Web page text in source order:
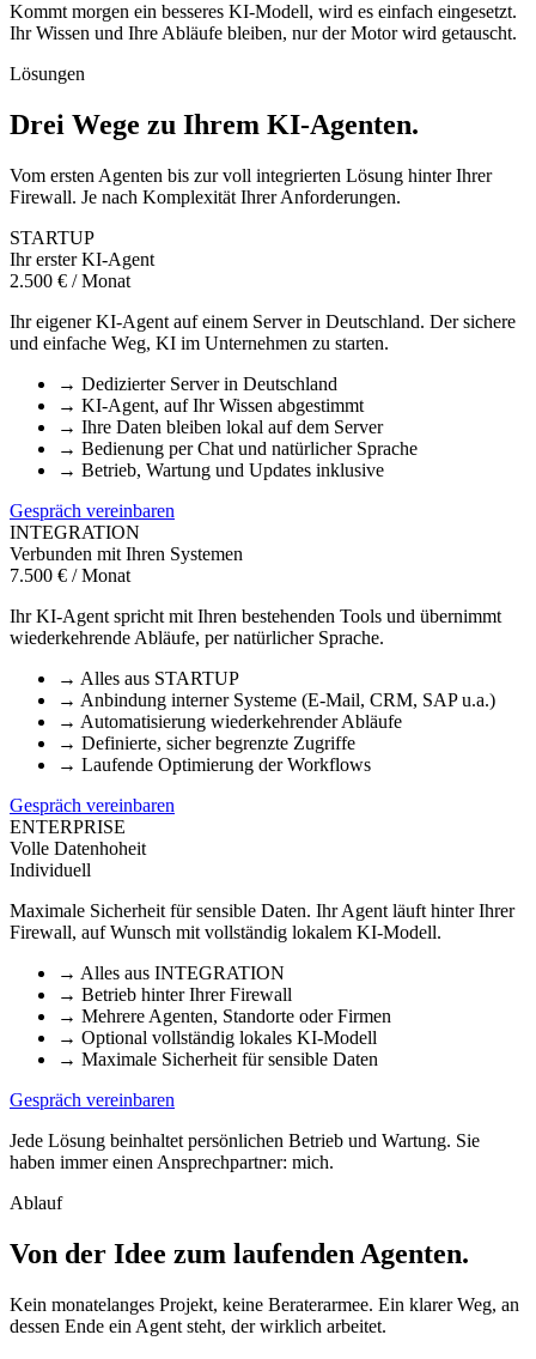
Kommt morgen ein besseres KI-Modell, wird es einfach eingesetzt.
Ihr Wissen und Ihre Abläufe bleiben, nur der Motor wird getauscht.
Lösungen
Drei Wege zu Ihrem KI-Agenten.
Vom ersten Agenten bis zur voll integrierten Lösung hinter Ihrer
Firewall. Je nach Komplexität Ihrer Anforderungen.
STARTUP
Ihr erster KI-Agent
2.500 € / Monat
Ihr eigener KI-Agent auf einem Server in Deutschland. Der sichere
und einfache Weg, KI im Unternehmen zu starten.
→ Dedizierter Server in Deutschland
→ KI-Agent, auf Ihr Wissen abgestimmt
→ Ihre Daten bleiben lokal auf dem Server
→ Bedienung per Chat und natürlicher Sprache
→ Betrieb, Wartung und Updates inklusive
Gespräch vereinbaren
INTEGRATION
Verbunden mit Ihren Systemen
7.500 € / Monat
Ihr KI-Agent spricht mit Ihren bestehenden Tools und übernimmt
wiederkehrende Abläufe, per natürlicher Sprache.
→ Alles aus STARTUP
→ Anbindung interner Systeme (E-Mail, CRM, SAP u.a.)
→ Automatisierung wiederkehrender Abläufe
→ Definierte, sicher begrenzte Zugriffe
→ Laufende Optimierung der Workflows
Gespräch vereinbaren
ENTERPRISE
Volle Datenhoheit
Individuell
Maximale Sicherheit für sensible Daten. Ihr Agent läuft hinter Ihrer
Firewall, auf Wunsch mit vollständig lokalem KI-Modell.
→ Alles aus INTEGRATION
→ Betrieb hinter Ihrer Firewall
→ Mehrere Agenten, Standorte oder Firmen
→ Optional vollständig lokales KI-Modell
→ Maximale Sicherheit für sensible Daten
Gespräch vereinbaren
Jede Lösung beinhaltet persönlichen Betrieb und Wartung. Sie
haben immer einen Ansprechpartner: mich.
Ablauf
Von der Idee zum laufenden Agenten.
Kein monatelanges Projekt, keine Beraterarmee. Ein klarer Weg, an
dessen Ende ein Agent steht, der wirklich arbeitet.